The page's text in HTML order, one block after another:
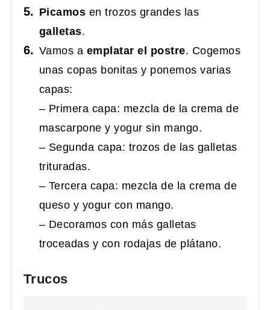
Picamos en trozos grandes las
galletas.
Vamos a emplatar el postre. Cogemos
unas copas bonitas y ponemos varias
capas:
– Primera capa: mezcla de la crema de
mascarpone y yogur sin mango.
– Segunda capa: trozos de las galletas
trituradas.
– Tercera capa: mezcla de la crema de
queso y yogur con mango.
– Decoramos con más galletas
troceadas y con rodajas de plátano.
Trucos